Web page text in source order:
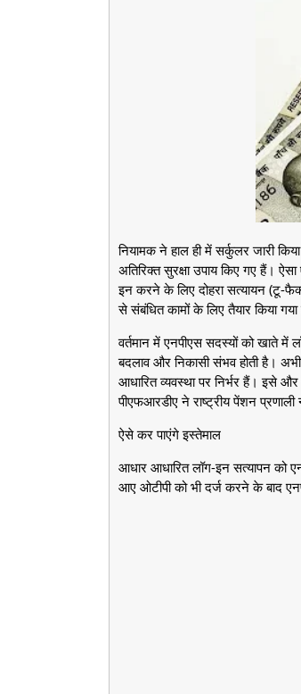
नियामक ने हाल ही में सर्कुलर जारी
अतिरिक्त सुरक्षा उपाय किए गए हैं।
इन करने के लिए दोहरा सत्यायन (टू-
से संबंधित कामों के लिए तैयार किया गया
वर्तमान में एनपीएस सदस्यों को खाते
बदलाव और निकासी संभव होती है।
आधारित व्यवस्था पर निर्भर हैं। इसे
पीएफआरडीए ने राष्ट्रीय पेंशन
ऐसे कर पाएंगे इस्तेमाल
आधार आधारित लॉग-इन सत्यापन को
आए ओटीपी को भी दर्ज करने के बाद